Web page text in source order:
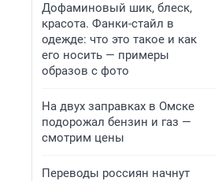
Дофаминовый шик, блеск,
красота. Фанки-стайл в
одежде: что это такое и как
его носить — примеры
образов с фото
На двух заправках в Омске
подорожал бензин и газ —
смотрим цены
Переводы россиян начнут